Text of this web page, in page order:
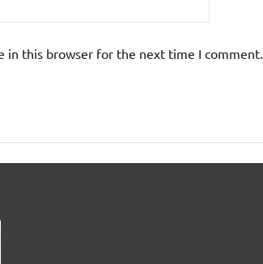
in this browser for the next time I comment.